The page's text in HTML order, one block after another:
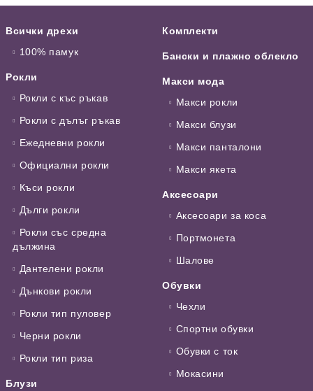
Всички дрехи
100% памук
Рокли
Рокли с къс ръкав
Рокли с дълъг ръкав
Ежедневни рокли
Официални рокли
Къси рокли
Дълги рокли
Рокли със средна
дължина
Дантелени рокли
Дънкови рокли
Рокли тип пуловер
Черни рокли
Рокли тип риза
Блузи
Комплекти
Бански и плажно облекло
Макси мода
Макси рокли
Макси блузи
Макси панталони
Макси якета
Аксесоари
Аксесоари за коса
Портмонета
Шалове
Обувки
Чехли
Спортни обувки
Обувки с ток
Мокасини